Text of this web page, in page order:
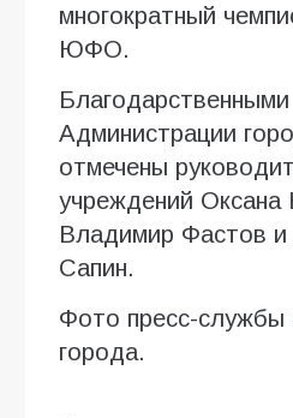
многократный
ЮФО.
Администрации
отмечены
учреждений Оксана
Владимир Фастов и
Сапин.
Фото пресс-службы
города.